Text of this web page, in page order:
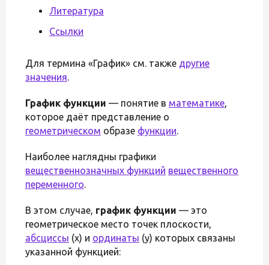
Литература
Ссылки
Для термина «График» см. также другие
значения.
График функции — понятие в математике,
которое даёт представление о
геометрическом образе функции.
Наиболее наглядны графики
вещественнозначных функций вещественного
переменного.
В этом случае, график функции — это
геометрическое место точек плоскости,
абсциссы (x) и ординаты (y) которых связаны
указанной функцией: